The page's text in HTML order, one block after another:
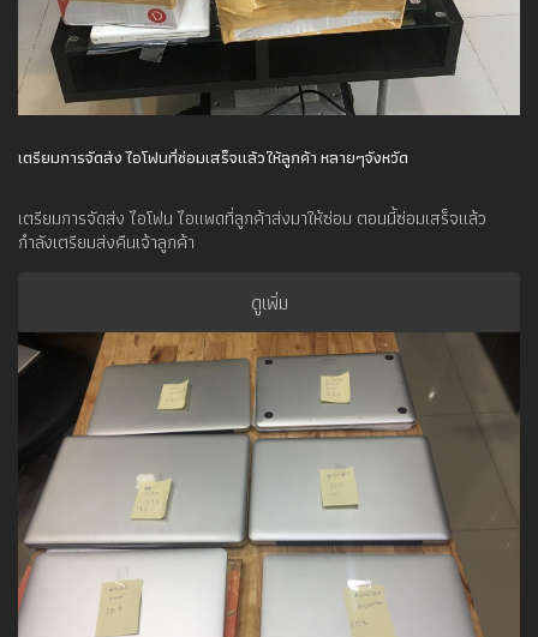
เตรียมการจัดส่ง ไอโฟนที่ซ่อมเสร็จแล้วให้ลูกค้า หลายๆจังหวัด
เตรียมการจัดส่ง ไอโฟน ไอแพดที่ลูกค้าส่งมาให้ซ่อม ตอนนี้ซ่อมเสร็จแล้ว
กำลังเตรียมส่งคืนเจ้าลูกค้า
ดูเพิ่ม